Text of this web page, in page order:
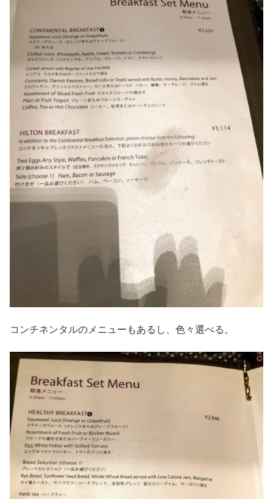
コンチネンタルのメニューもあるし、色々選べる。